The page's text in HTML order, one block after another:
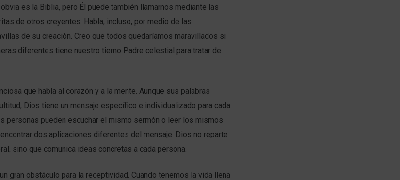
es la Biblia, pero Él puede también llamarnos mediante las
de otros creyentes. Habla, incluso, por medio de las
de su creación. Creo que todos quedaríamos maravillados si
diferentes tiene nuestro tierno Padre celestial para tratar de
que habla al corazón y a la mente. Aunque sus palabras
Dios tiene un mensaje específico e individualizado para cada
personas pueden escuchar el mismo sermón o leer los mismos
dos aplicaciones diferentes del mensaje. Dios no reparte
sino que comunica ideas concretas a cada persona.
gran obstáculo para la receptividad. Cuando tenemos la vida llena